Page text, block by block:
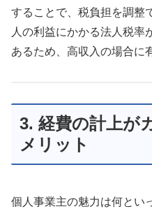
することで、税負担を調整
人の利益にかかる法人税率
あるため、高収入の場合に
3. 経費の計上が
メリット
個人事業主の魅力は何とい